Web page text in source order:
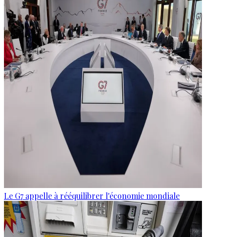
Le G7 appelle à rééquilibrer l'économie mondiale